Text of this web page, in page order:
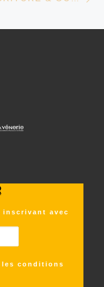
inscrivant avec
conditions